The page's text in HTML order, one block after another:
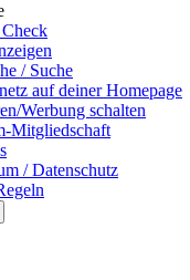
/ Suche
auf deiner Homepage
Werbung schalten
Mitgliedschaft
/ Datenschutz